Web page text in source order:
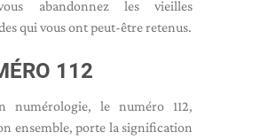
abandonnez les vieilles
qui vous ont peut-être retenus.
112
numérologie, le numéro 112,
ensemble, porte la signification